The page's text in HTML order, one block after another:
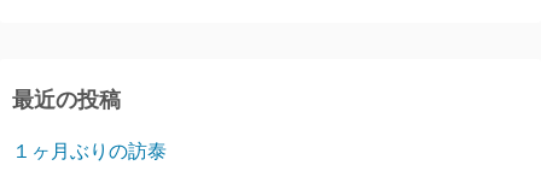
最近の投稿
１ヶ月ぶりの訪泰